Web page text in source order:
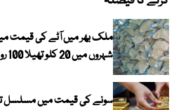
ملک بھر میں آٹے کی قیمت
شہروں میں 20 کلو تھیلا 100 روپے تک مہنگا
سونے کی قیمت میں مسلسل